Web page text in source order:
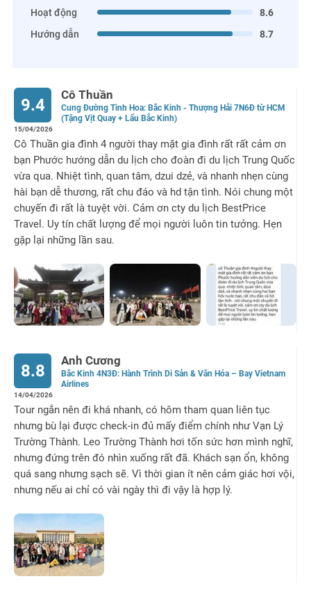
Hoạt động
8.6
Hướng dẫn
8.7
Cô Thuần
Cung Đường Tinh Hoa: Bắc Kinh - Thượng Hải 7N6Đ từ HCM
(Tặng Vịt Quay + Lẩu Bắc Kinh)
9.4
15/04/2026
Cô Thuần gia đình 4 người thay mặt gia đình rất rất cảm ơn
bạn Phước hướng dẫn du lịch cho đoàn đi du lịch Trung Quốc
vừa qua. Nhiệt tình, quan tâm, dzui dzẻ, và nhanh nhẹn cùng
hài bạn dễ thương, rất chu đáo và hd tận tình. Nói chung một
chuyến đi rất là tuyệt vời. Cảm ơn cty du lịch BestPrice
Travel. Uy tín chất lượng để mọi người luôn tin tưởng. Hẹn
gặp lại những lần sau.
Anh Cương
Bắc Kinh 4N3Đ: Hành Trình Di Sản & Văn Hóa – Bay Vietnam
Airlines
8.8
14/04/2026
Tour ngắn nên đi khá nhanh, có hôm tham quan liên tục
nhưng bù lại được check-in đủ mấy điểm chính như Vạn Lý
Trường Thành. Leo Trường Thành hơi tốn sức hơn mình nghĩ,
nhưng đứng trên đó nhìn xuống rất đã. Khách sạn ổn, không
quá sang nhưng sạch sẽ. Vì thời gian ít nên cảm giác hơi vội,
nhưng nếu ai chỉ có vài ngày thì đi vậy là hợp lý.